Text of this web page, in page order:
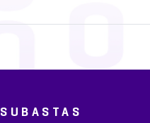
SUBASTAS